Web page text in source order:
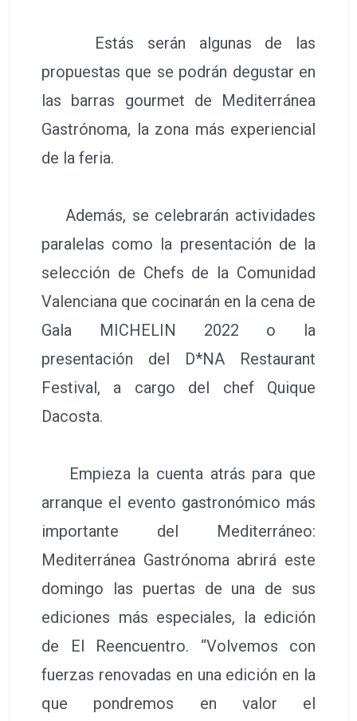
Estás serán algunas de las
propuestas que se podrán degustar en
las barras gourmet de Mediterránea
Gastrónoma, la zona más experiencial
de la feria.
Además, se celebrarán actividades
paralelas como la presentación de la
selección de Chefs de la Comunidad
Valenciana que cocinarán en la cena de
Gala MICHELIN 2022 o la
presentación del D*NA Restaurant
Festival, a cargo del chef Quique
Dacosta.
Empieza la cuenta atrás para que
arranque el evento gastronómico más
importante del Mediterráneo:
Mediterránea Gastrónoma abrirá este
domingo las puertas de una de sus
ediciones más especiales, la edición
de El Reencuentro. “Volvemos con
fuerzas renovadas en una edición en la
que pondremos en valor el